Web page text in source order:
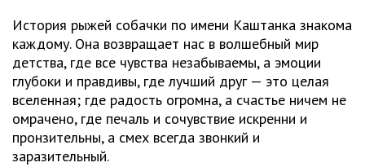
История рыжей собачки по имени Каштанка знакома
каждому. Она возвращает нас в волшебный мир
детства, где все чувства незабываемы, а эмоции
глубоки и правдивы, где лучший друг — это целая
вселенная; где радость огромна, а счастье ничем не
омрачено, где печаль и сочувствие искренни и
пронзительны, а смех всегда звонкий и
заразительный.